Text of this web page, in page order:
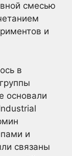
смесью
и
в
основали
и
связаны